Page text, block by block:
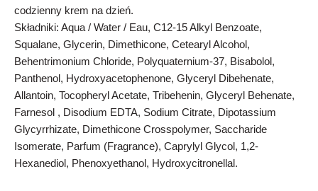
codzienny krem na dzień.
Składniki: Aqua / Water / Eau, C12-15 Alkyl Benzoate,
Squalane, Glycerin, Dimethicone, Cetearyl Alcohol,
Behentrimonium Chloride, Polyquaternium-37, Bisabolol,
Panthenol, Hydroxyacetophenone, Glyceryl Dibehenate,
Allantoin, Tocopheryl Acetate, Tribehenin, Glyceryl Behenate,
Farnesol , Disodium EDTA, Sodium Citrate, Dipotassium
Glycyrrhizate, Dimethicone Crosspolymer, Saccharide
Isomerate, Parfum (Fragrance), Caprylyl Glycol, 1,2-
Hexanediol, Phenoxyethanol, Hydroxycitronellal.